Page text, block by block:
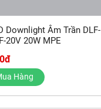
Downlight Âm Trần DLF-
20V 20W MPE
Hàng